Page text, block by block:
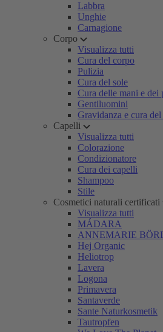
Labbra
Unghie
Carnagione
Corpo
Visualizza tutti
Cura del corpo
Pulizia
Cura del sole
Cura delle mani e dei
Gentiluomini
Gravidanza e cura
Capelli
Visualizza tutti
Colorazione
Condizionatore
Cura dei capelli
Shampoo
Stile
Cosmetici naturali certificati
Visualizza tutti
MÁDARA
ANNEMARIE
Hej Organic
Heliotrop
Lavera
Logona
Primavera
Santaverde
Sante Naturkosmetik
Tautropfen